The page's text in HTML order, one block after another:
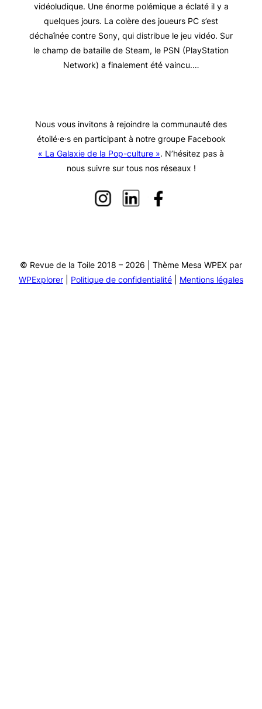
vidéoludique. Une énorme polémique a éclaté il y a
quelques jours. La colère des joueurs PC s’est
déchaînée contre Sony, qui distribue le jeu vidéo. Sur
le champ de bataille de Steam, le PSN (PlayStation
Network) a finalement été vaincu.…
Nous vous invitons à rejoindre la communauté des
étoilé·e·s en participant à notre groupe Facebook
« La Galaxie de la Pop-culture ». N’hésitez pas à
nous suivre sur tous nos réseaux !
© Revue de la Toile 2018 – 2026 | Thème Mesa WPEX par
WPExplorer
Politique de confidentialité Mentions légales